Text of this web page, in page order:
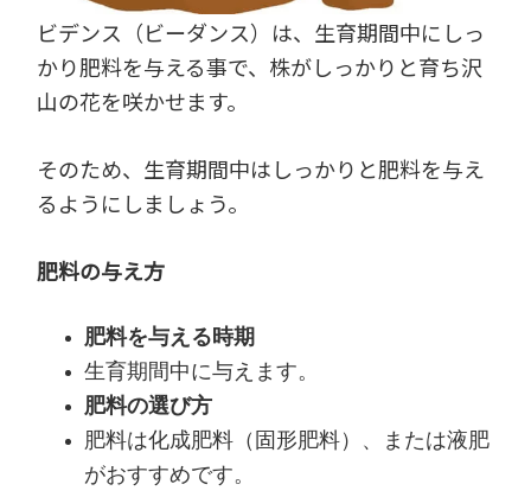
ビデンス（ビーダンス）は、生育期間中にしっ
かり肥料を与える事で、株がしっかりと育ち沢
山の花を咲かせます。
そのため、生育期間中はしっかりと肥料を与え
るようにしましょう。
肥料の与え方
肥料を与える時期
生育期間中に与えます。
肥料の選び方
肥料は化成肥料（固形肥料）、または液肥
がおすすめです。